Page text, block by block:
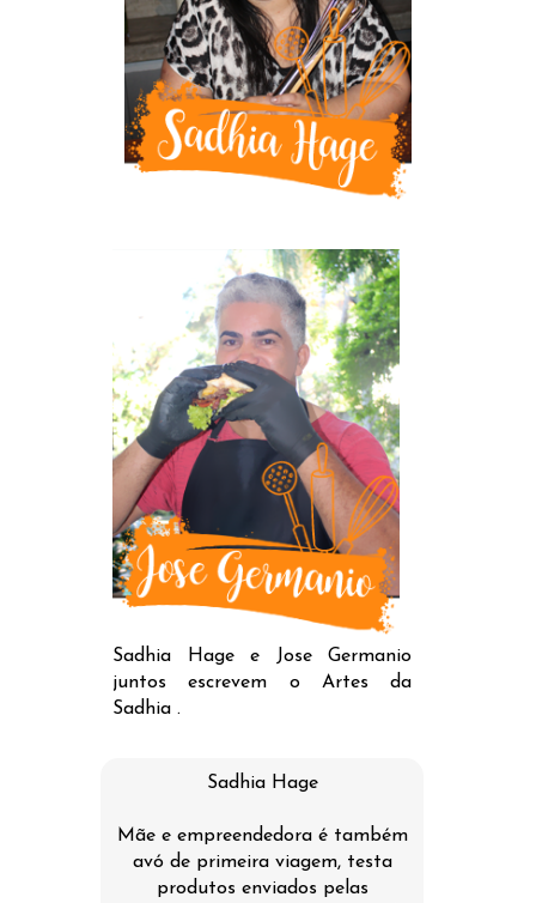
Sadhia Hage e Jose Germanio
juntos escrevem o Artes da
Sadhia .
Sadhia Hage
Mãe e empreendedora é também
avó de primeira viagem, testa
produtos enviados pelas